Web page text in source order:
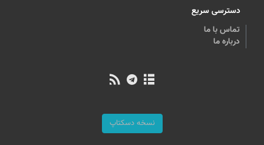
دسترسی سریع
تماس با ما
درباره ما
نسخه دسکتاپ